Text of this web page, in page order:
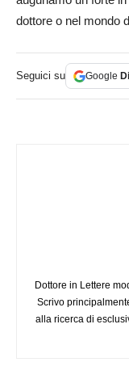
dottore o nel mondo
Seguici su Google
Dottore in Lettere
Scrivo
alla ricerca di